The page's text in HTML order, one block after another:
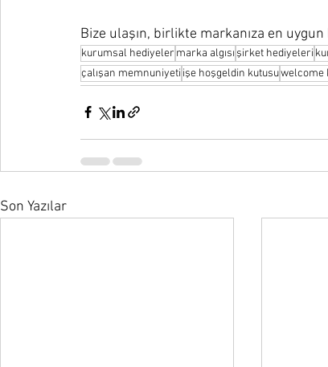
Bize ulaşın, birlikte markanıza en
kurumsal hediyeler marka algısı şirket hediyeleri
çalışan memnuniyeti işe hoşgeldin kutusuwelcome
Son Yazılar